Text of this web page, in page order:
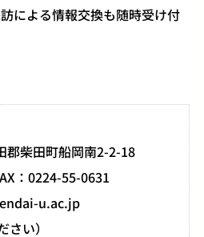
による情報交換も随時受け付
郡柴田町船岡南2-2-18
：0224-55-0631
u.ac.jp
い）